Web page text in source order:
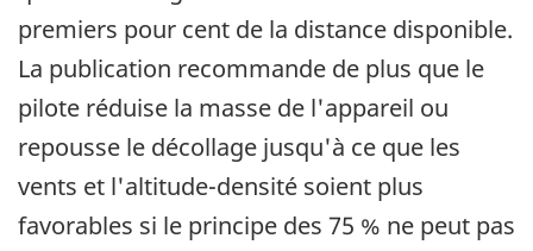
premiers pour cent de la distance disponible.
La publication recommande de plus que le
pilote réduise la masse de l'appareil ou
repousse le décollage jusqu'à ce que les
vents et l'altitude-densité soient plus
favorables si le principe des 75 % ne peut pas